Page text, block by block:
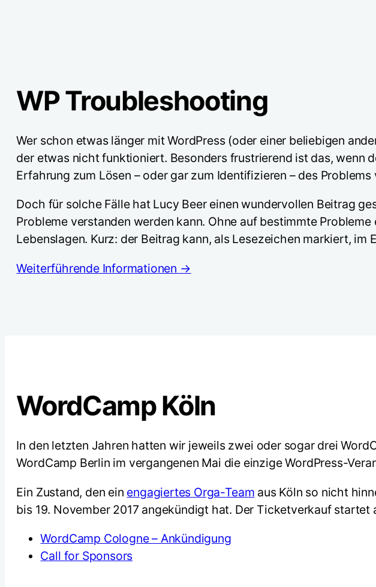
WP Troubleshooting
Wer schon etwas länger mit WordPress (oder einer beliebigen
der etwas nicht funktioniert. Besonders frustrierend ist das, wenn
Erfahrung zum Lösen – oder gar zum Identifizieren – des Problems
Doch für solche Fälle hat Lucy Beer einen wundervollen Beitrag
Probleme verstanden werden kann. Ohne auf bestimmte
Lebenslagen. Kurz: der Beitrag kann, als Lesezeichen markiert, im
Weiterführende Informationen →
WordCamp Köln
In den letzten Jahren hatten wir jeweils zwei oder sogar drei
WordCamp Berlin im vergangenen Mai die einzige WordPress-
Ein Zustand, den ein engagiertes Orga-Team aus Köln so nicht
bis 19. November 2017 angekündigt hat. Der Ticketverkauf startet
WordCamp Cologne – Ankündigung
Call for Sponsors